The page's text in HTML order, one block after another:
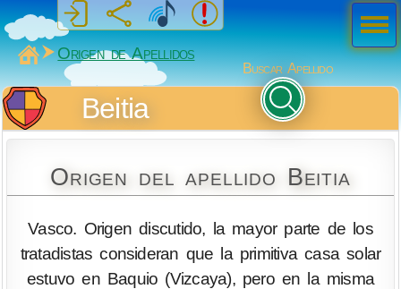
MiSabueso
Origen de Apellidos
Buscar Apellido
Beitia
Origen del apellido Beitia
Vasco. Origen discutido, la mayor parte de los
tratadistas consideran que la primitiva casa solar
estuvo en Baquio (Vizcaya), pero en la misma
Men
ú